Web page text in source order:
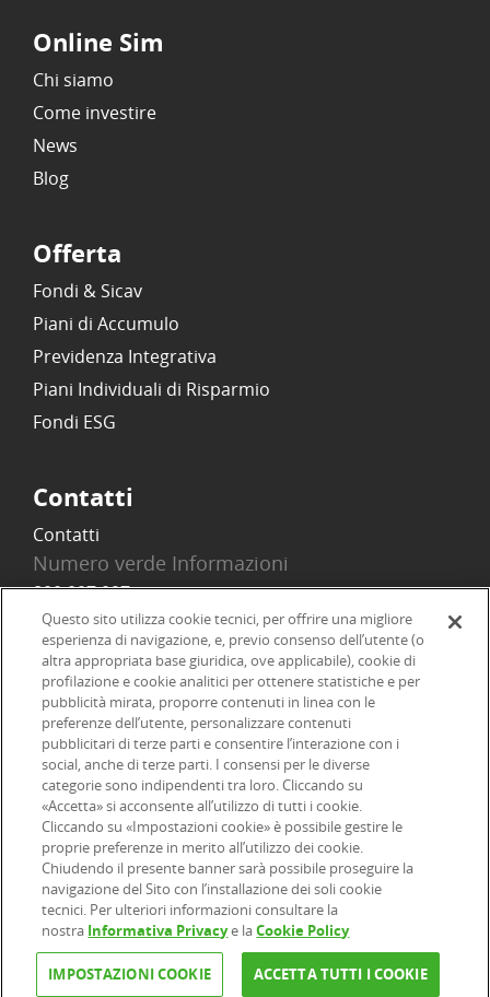
Online Sim
Chi siamo
Come investire
News
Blog
Offerta
Fondi & Sicav
Piani di Accumulo
Previdenza Integrativa
Piani Individuali di Risparmio
Fondi ESG
Contatti
Contatti
Numero verde Informazioni
800 097 097
Email
info@onlinesim.it
Social
©2026 Online SIM, società del gruppo bancario ERSEL - P.IVA
12927410154
Informazioni legali| Dichiarazione di accessibilità
| | |
Questo sito utilizza cookie tecnici, per offrire una migliore
esperienza di navigazione, e, previo consenso dell’utente (o
altra appropriata base giuridica, ove applicabile), cookie di
profilazione e cookie analitici per ottenere statistiche e per
pubblicità mirata, proporre contenuti in linea con le
preferenze dell’utente, personalizzare contenuti
pubblicitari di terze parti e consentire l’interazione con i
social, anche di terze parti. I consensi per le diverse
categorie sono indipendenti tra loro. Cliccando su
«Accetta» si acconsente all’utilizzo di tutti i cookie.
Cliccando su «Impostazioni cookie» è possibile gestire le
proprie preferenze in merito all’utilizzo dei cookie.
Chiudendo il presente banner sarà possibile proseguire la
navigazione del Sito con l’installazione dei soli cookie
tecnici. Per ulteriori informazioni consultare la
nostra Informativa Privacye laCookie Policy
IMPOSTAZIONI COOKIE ACCETTA TUTTI I COOKIE